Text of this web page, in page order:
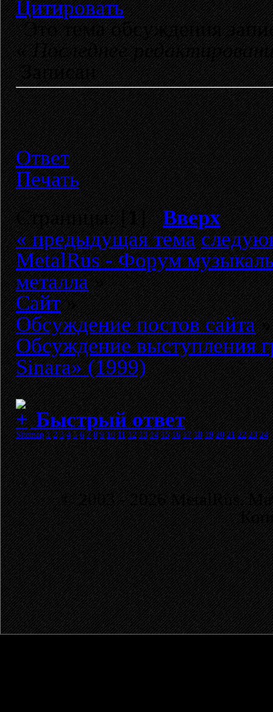
Цитировать
Это тема обсуждения
«Последнее
Записан
Ответ
Печать
Страницы: [1]Вверх
« предыдущая тема
MetalRus - Форум
металла»
Сайт»
Обсуждение постов сайта»
Обсуждение выступления
Sinara» (1999)
Быстрый ответ
Sitemap 1 2 3 4 5 6 7 8 9 10 11 12 13 14 15 16 17 18 19 20 21 22 23 24
© 2003 - 2026 MetalRus.